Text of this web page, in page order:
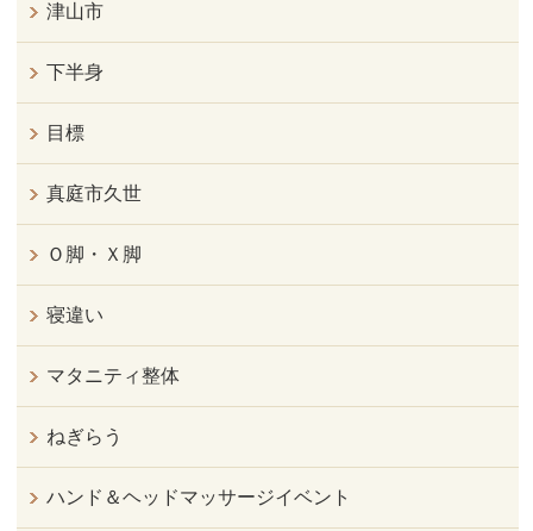
津山市
下半身
目標
真庭市久世
Ｏ脚・Ｘ脚
寝違い
マタニティ整体
ねぎらう
ハンド＆ヘッドマッサージイベント